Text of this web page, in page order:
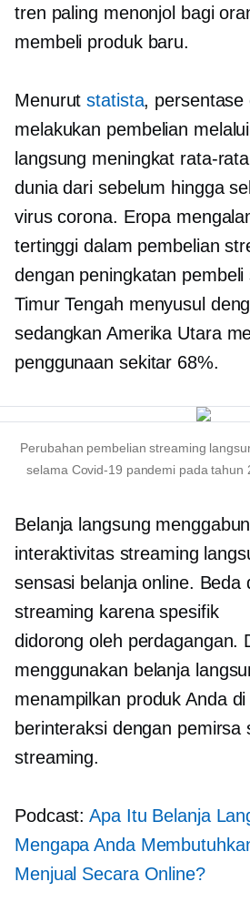
tren paling menonjol bagi
membeli produk baru.
Menurutstatista, persentase
melakukan pembelian
langsung meningkat rata-
dunia dari sebelum hingga
virus corona. Eropa
tertinggi dalam pembelian
dengan peningkatan pembeli
Timur Tengah menyusul
sedangkan Amerika Utara
penggunaan sekitar 68%.
Perubahan pembelian streaming
selama Covid-19 pandemi pada tahun
Belanja langsung
interaktivitas streaming
sensasi belanja online. Beda
streaming karena spesifik
didorong oleh perdagangan.
menggunakan belanja
menampilkan produk Anda di
berinteraksi dengan pemirsa
streaming.
Podcast:Apa Itu Belanja
Mengapa Anda
Menjual Secara Online?